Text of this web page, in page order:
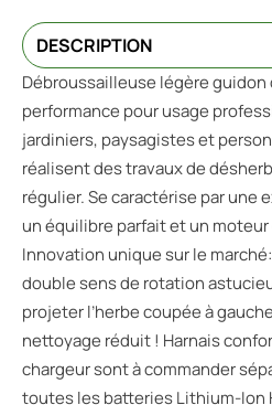
DESCRIPTION
Débroussailleuse légère
performance pour usage
jardiniers, paysagistes et
réalisent des travaux de
régulier. Se caractérise par une
un équilibre parfait et un moteur
Innovation unique sur le
double sens de rotation
projeter l’herbe coupée à
nettoyage réduit ! Harnais
chargeur sont à commander
toutes les batteries Lithium-Ion